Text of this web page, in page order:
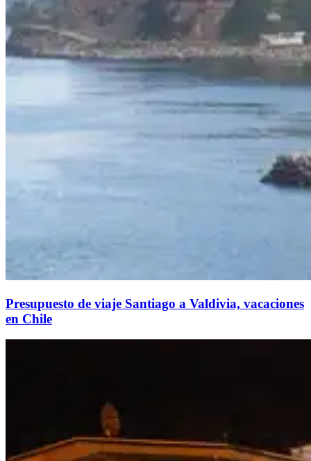
Presupuesto de viaje Santiago a Valdivia, vacaciones
en Chile